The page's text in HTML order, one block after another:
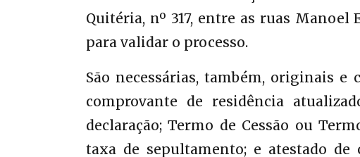
Quitéria, nº 317, entre as ruas
para validar o processo.
São necessárias, também, originais e
comprovante de residência
declaração; Termo de Cessão ou
taxa de sepultamento; e atestado